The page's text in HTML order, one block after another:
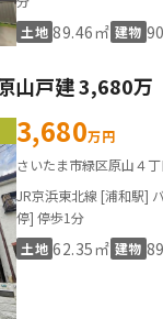
土地 89.46㎡ 建物
山戸建 3,680万
3,680万円
さいたま市緑区原山４丁
JR京浜東北線 [浦和駅]
停] 停歩1分
土地 62.35㎡ 建物